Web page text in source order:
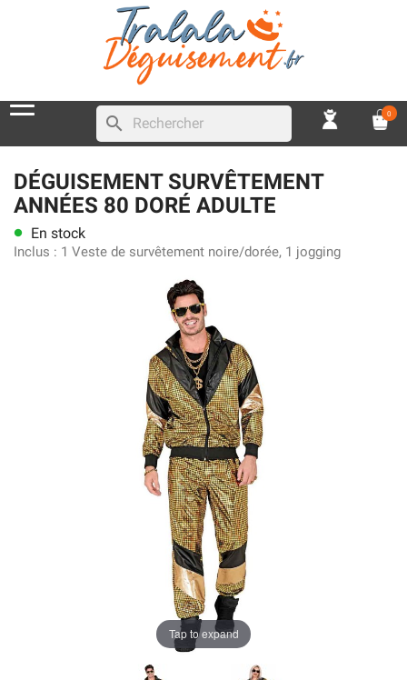
search 0
DÉGUISEMENT SURVÊTEMENT
ANNÉES 80 DORÉ ADULTE
lens En stock
Inclus : 1 Veste de survêtement noire/dorée, 1 jogging
Tap to expand